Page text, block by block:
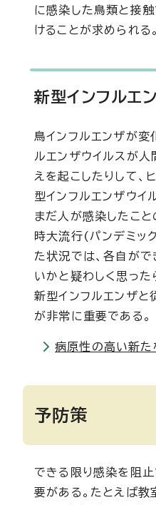
に感染した鳥類と接
けることが求められる。
新型インフルエ
鳥インフルエンザが変
ルエンザウイルスが
えを起こしたりして、
型インフルエンザウイ
まだ人が感染したこ
時大流行(パンデミッ
た状況では、各自が
いかと疑わしく思っ
新型インフルエンザ
が非常に重要である。
病原性の高い新た
予防策
できる限り感染を阻
要がある。たとえば教